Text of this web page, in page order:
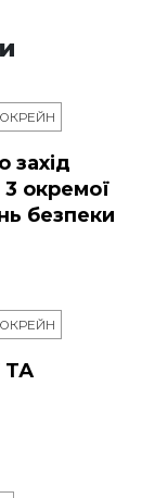
захід
3 окремої
безпеки
ТА